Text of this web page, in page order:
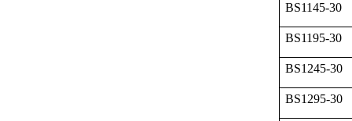
BS1145-30
BS1195-30
BS1245-30
BS1295-30